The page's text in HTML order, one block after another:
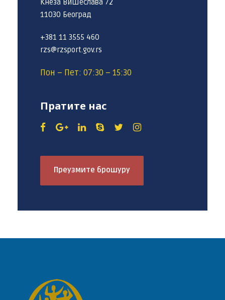
Кнеза Вишеслава 72
11030 Београд
+381 11 3555 460
rzs@rzsport.gov.rs
Пон – Пет: 07:30 – 15:30
Пратите нас
Преузмите брошуру